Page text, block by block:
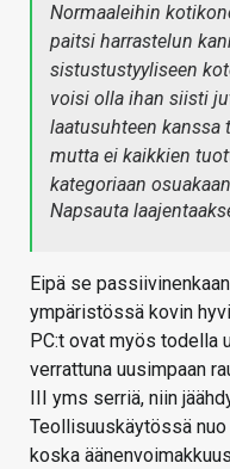
Normaaleihin
paitsi harrastelun
sistustustyyliseen
voisi olla ihan siisti
laatusuhteen kanssa
mutta ei kaikkien
kategoriaan
Napsauta
Eipä se
ympäristössä kovin
PC:t ovat myös todella
verrattuna uusimpaan
III yms serriä, niin
Teollisuuskäytössä
koska